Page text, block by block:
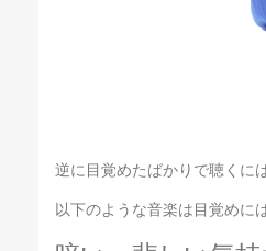
逆に目覚めたばかりで聴くに
以下のような音楽は目覚めに